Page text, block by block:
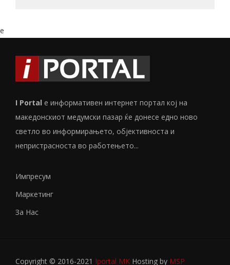
e
I Portal е информативен интернет портал кој на
македонскиот медумски пазар ќе донесе едно ново
светло во информирањето, објективноста и
непристрасноста во работењето...
Импресум
Маркетинг
За Нас
Copyright © 2016-2021 Iportal MK Hosting by MSP